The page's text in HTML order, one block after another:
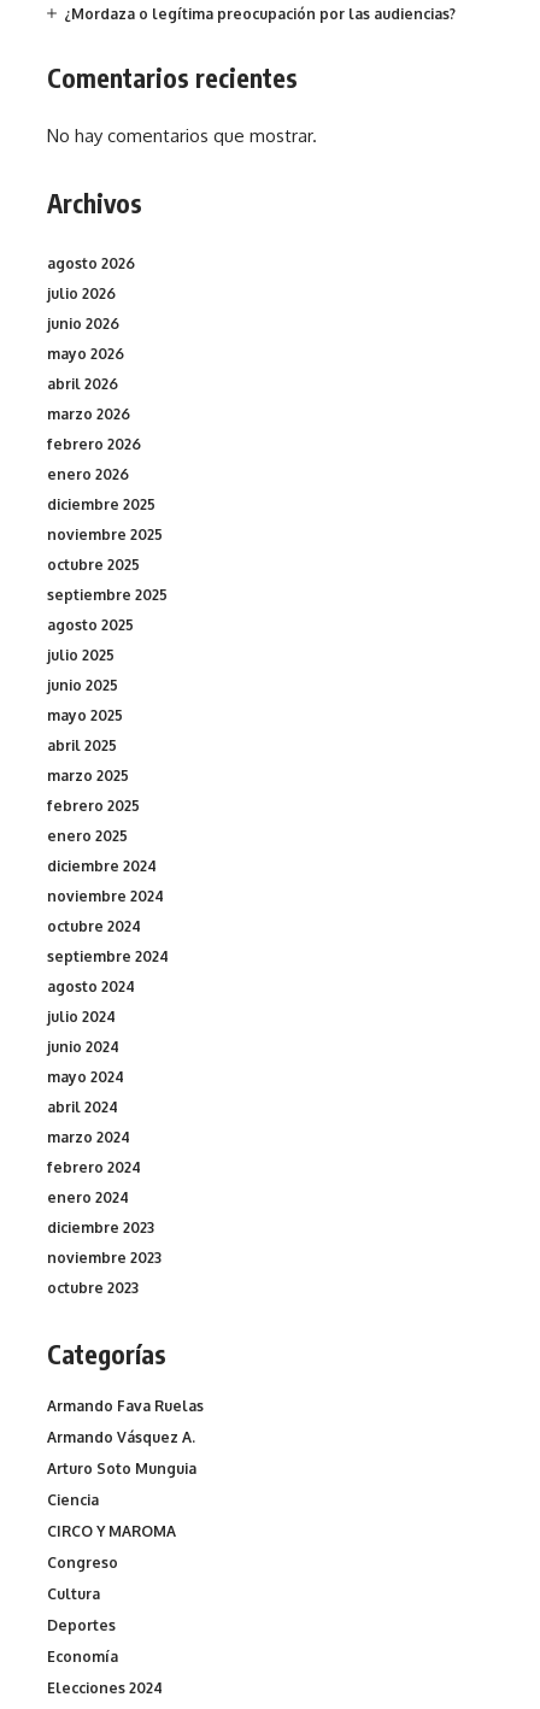
¿Mordaza o legítima preocupación por las audiencias?
Comentarios recientes
No hay comentarios que mostrar.
Archivos
agosto 2026
julio 2026
junio 2026
mayo 2026
abril 2026
marzo 2026
febrero 2026
enero 2026
diciembre 2025
noviembre 2025
octubre 2025
septiembre 2025
agosto 2025
julio 2025
junio 2025
mayo 2025
abril 2025
marzo 2025
febrero 2025
enero 2025
diciembre 2024
noviembre 2024
octubre 2024
septiembre 2024
agosto 2024
julio 2024
junio 2024
mayo 2024
abril 2024
marzo 2024
febrero 2024
enero 2024
diciembre 2023
noviembre 2023
octubre 2023
Categorías
Armando Fava Ruelas
Armando Vásquez A.
Arturo Soto Munguia
Ciencia
CIRCO Y MAROMA
Congreso
Cultura
Deportes
Economía
Elecciones 2024